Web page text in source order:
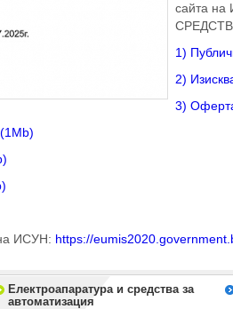
сайта на
1)
2)
3)
ИСУН: https://
Електроапаратура и средства за
автоматизация